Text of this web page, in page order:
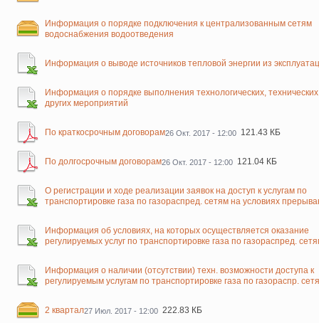
Информация о порядке подключения к централизованным сетям
водоснабжения водоотведения
Информация о выводе источников тепловой энергии из
Информация о порядке выполнения технологических,
других мероприятий
По краткосрочным договорам26 Окт. 2017 - 12:00 121.43 КБ
По долгосрочным договорам26 Окт. 2017 - 12:00 121.04 КБ
О регистрации и ходе реализации заявок на доступ к услугам по
транспортировке газа по газораспред. сетям на условиях
Информация об условиях, на которых осуществляется оказание
регулируемых услуг по транспортировке газа по газораспред.
Информация о наличии (отсутствии) техн. возможности доступа к
регулируемым услугам по транспортировке газа по газораспр.
2 квартал27 Июл. 2017 - 12:00 222.83 КБ